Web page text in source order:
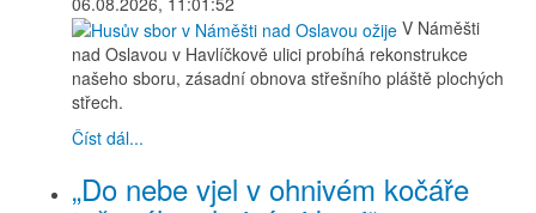
V Náměšti
nad Oslavou v Havlíčkově ulici probíhá rekonstrukce
našeho sboru, zásadní obnova střešního pláště plochých
střech.
Číst dál...
„Do nebe vjel v ohnivém kočáře